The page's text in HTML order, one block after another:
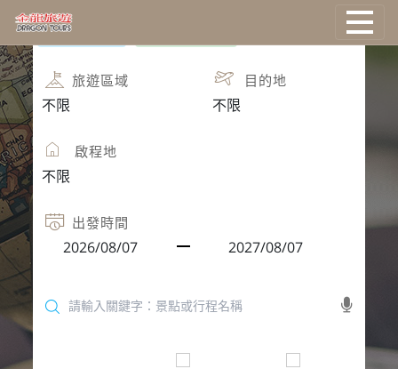
國外旅遊
國際機票
塔克旅遊
主題旅遊
郵輪旅遊
台灣旅遊
團體旅遊
旅遊區域 目的地
啟程地
出發時間